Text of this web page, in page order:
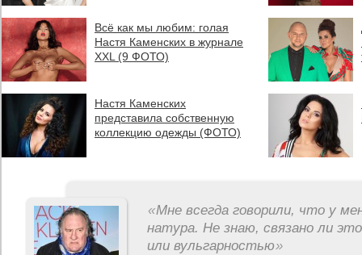
Всё как мы любим: голая
Настя Каменских в журнале
XXL (9 ФОТО)
Настя Каменских
представила собственную
коллекцию одежды (ФОТО)
«Мне всегда говорили, что у
натура. Не знаю, связано ли
или вульгарностью»